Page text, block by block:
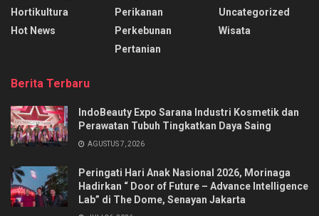
Hortikultura
Hot News
Perikanan
Perkebunan
Pertanian
Uncategorized
Wisata
Berita Terbaru
IndoBeauty Expo Sarana Industri Kosmetik dan
Perawatan Tubuh Tingkatkan Daya Saing
AGUSTUS 7, 2026
Peringati Hari Anak Nasional 2026, Morinaga
Hadirkan “ Door of Future – Advance Intelligence
Lab” di The Dome, Senayan Jakarta